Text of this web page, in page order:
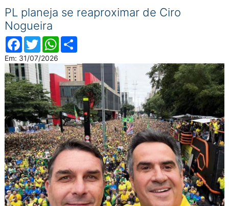
PL planeja se reaproximar de Ciro
Nogueira
Facebook
TwitterWhatsAppCompartilhar
Em: 31/07/2026